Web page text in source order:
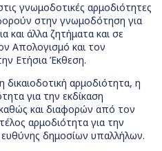
γνωμοδοτικές αρμοδιότητες
στην γνωμοδότηση για
και άλλα ζητήματα και σε
Απολογισμό και τον
Ετήσια Έκθεση.
αρμοδιότητα, η
για την εκδίκαση
και διαφορών από τον
αρμοδιότητα για την
δημοσίων υπαλλήλων.